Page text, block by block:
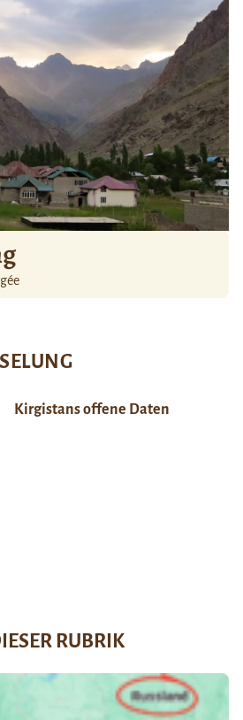
Kirgistans offene Daten
RUBRIK